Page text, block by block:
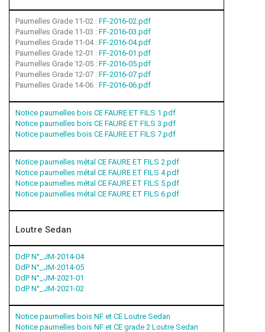
Paumelles Grade 11-02 : FF-2016-02.pdf
Paumelles Grade 11-03 : FF-2016-03.pdf
Paumelles Grade 11-04 : FF-2016-04.pdf
Paumelles Grade 12-01 : FF-2016-01.pdf
Paumelles Grade 12-05 : FF-2016-05.pdf
Paumelles Grade 12-07 : FF-2016-07.pdf
Paumelles Grade 14-06 : FF-2016-06.pdf
Notice paumelles bois CE FAURE ET FILS 1.pdf
Notice paumelles bois CE FAURE ET FILS 3.pdf
Notice paumelles bois CE FAURE ET FILS 7.pdf
Notice paumelles métal CE FAURE ET FILS 2.pdf
Notice paumelles métal CE FAURE ET FILS 4.pdf
Notice paumelles métal CE FAURE ET FILS 5.pdf
Notice paumelles métal CE FAURE ET FILS 6.pdf
Loutre Sedan
DdP N°_JM-2014-04
DdP N°_JM-2014-05
DdP N°_JM-2021-01
DdP N°_JM-2021-02
Notice paumelles bois NF et CE Loutre Sedan
Notice paumelles bois NF et CE grade 2 Loutre Sedan